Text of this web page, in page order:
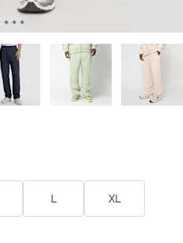
L XL